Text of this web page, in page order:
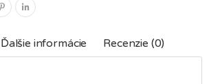
Ďalšie informácie Recenzie (0)